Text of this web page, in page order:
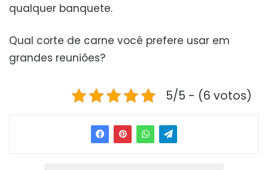
qualquer banquete.
Qual corte de carne você prefere usar em
grandes reuniões?
5/5 - (6 votos)